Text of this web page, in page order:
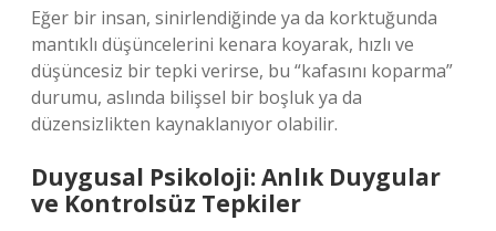
Eğer bir insan, sinirlendiğinde ya da korktuğunda
mantıklı düşüncelerini kenara koyarak, hızlı ve
düşüncesiz bir tepki verirse, bu “kafasını koparma”
durumu, aslında bilişsel bir boşluk ya da
düzensizlikten kaynaklanıyor olabilir.
Duygusal Psikoloji: Anlık Duygular
ve Kontrolsüz Tepkiler